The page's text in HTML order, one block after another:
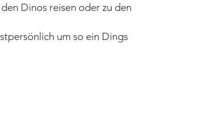
Dinos reisen oder zu den
um so ein Dings